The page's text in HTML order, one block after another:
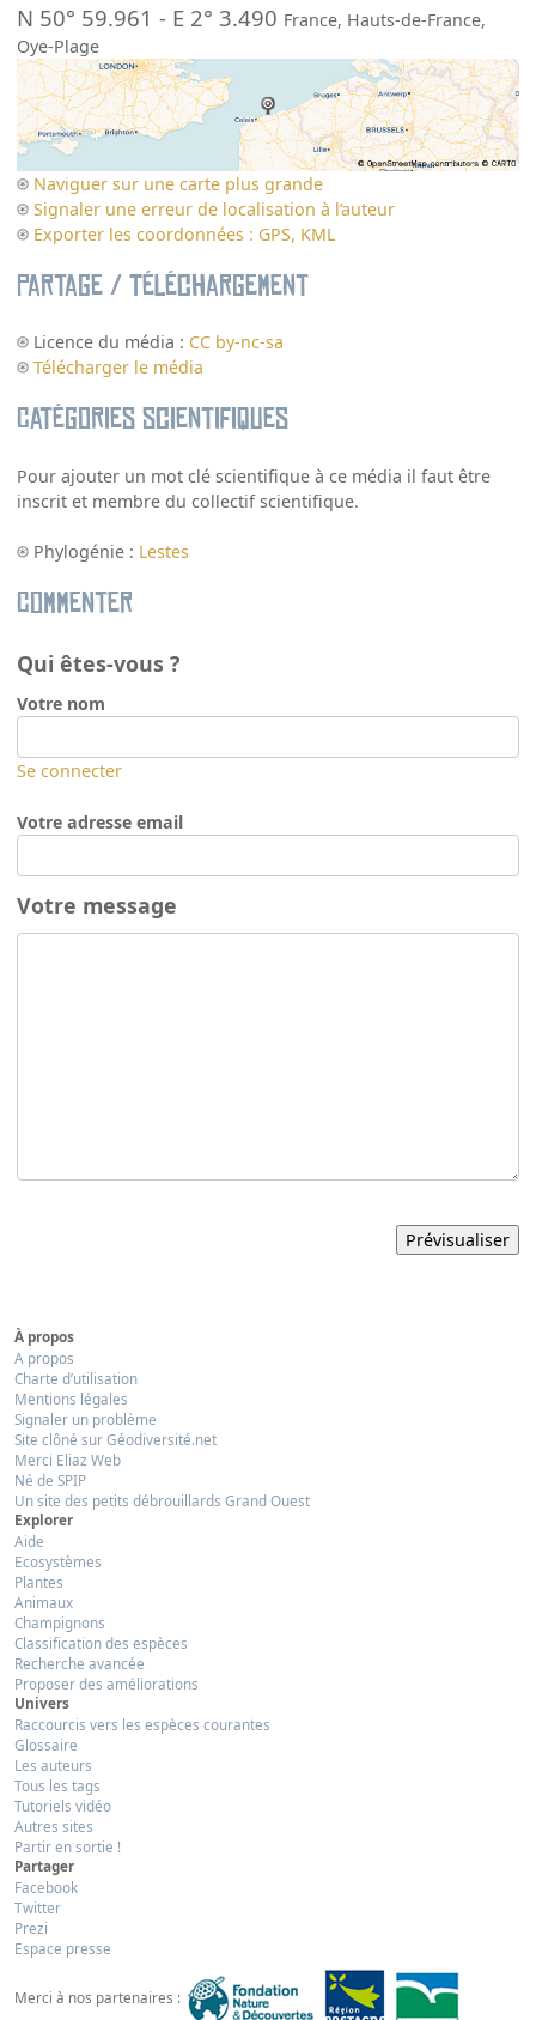
N 50° 59.961 - E 2° 3.490 France, Hauts-de-France,
Oye-Plage
Naviguer sur une carte plus grande
Signaler une erreur de localisation à l’auteur
Exporter les coordonnées : GPS, KML
Partage / Téléchargement
Licence du média : CC by-nc-sa
Télécharger le média
Catégories scientifiques
Pour ajouter un mot clé scientifique à ce média il faut être
inscrit et membre du collectif scientifique.
Phylogénie : Lestes
Commenter
Qui êtes-vous ?
Votre nom
Se connecter
Votre adresse email
Votre message
À propos
A propos
Charte d’utilisation
Mentions légales
Signaler un problème
Site clôné sur Géodiversité.net
Merci Eliaz Web
Né de SPIP
Un site des petits débrouillards Grand Ouest
Explorer
Aide
Ecosystèmes
Plantes
Animaux
Champignons
Classification des espèces
Recherche avancée
Proposer des améliorations
Univers
Raccourcis vers les espèces courantes
Glossaire
Les auteurs
Tous les tags
Tutoriels vidéo
Autres sites
Partir en sortie !
Partager
Facebook
Twitter
Prezi
Espace presse
Merci à nos partenaires :